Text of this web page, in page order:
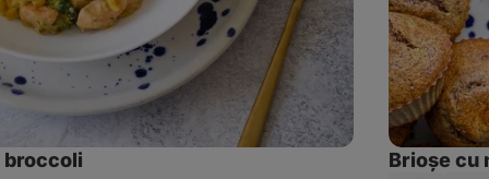
broccoli Brioșe cu